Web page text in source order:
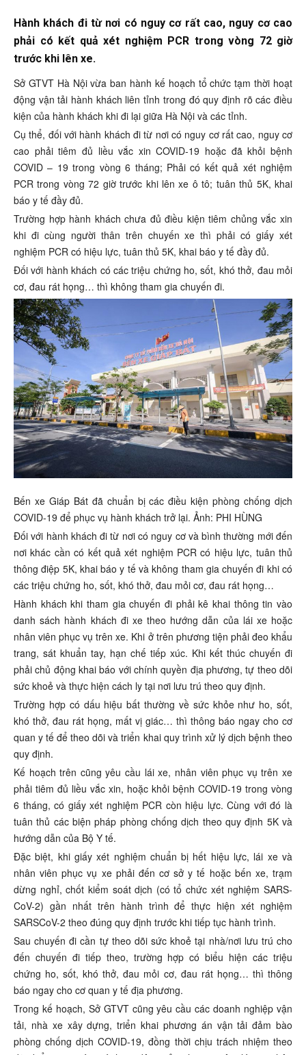
Hành khách đi từ nơi có nguy cơ rất cao, nguy cơ cao
phải có kết quả xét nghiệm PCR trong vòng 72 giờ
trước khi lên xe.
Sở GTVT Hà Nội vừa ban hành kế hoạch tổ chức tạm thời hoạt
động vận tải hành khách liên tỉnh trong đó quy định rõ các điều
kiện của hành khách khi đi lại giữa Hà Nội và các tỉnh.
Cụ thể, đối với hành khách đi từ nơi có nguy cơ rất cao, nguy cơ
cao phải tiêm đủ liều vắc xin COVID-19 hoặc đã khỏi bệnh
COVID – 19 trong vòng 6 tháng; Phải có kết quả xét nghiệm
PCR trong vòng 72 giờ trước khi lên xe ô tô; tuân thủ 5K, khai
báo y tế đầy đủ.
Trường hợp hành khách chưa đủ điều kiện tiêm chủng vắc xin
khi đi cùng người thân trên chuyến xe thì phải có giấy xét
nghiệm PCR có hiệu lực, tuân thủ 5K, khai báo y tế đầy đủ.
Đối với hành khách có các triệu chứng ho, sốt, khó thở, đau mỏi
cơ, đau rát họng… thì không tham gia chuyến đi.
Bến xe Giáp Bát đã chuẩn bị các điều kiện phòng chống dịch
COVID-19 để phục vụ hành khách trở lại. Ảnh: PHI HÙNG
Đối với hành khách đi từ nơi có nguy cơ và bình thường mới đến
nơi khác cần có kết quả xét nghiệm PCR có hiệu lực, tuân thủ
thông điệp 5K, khai báo y tế và không tham gia chuyến đi khi có
các triệu chứng ho, sốt, khó thở, đau mỏi cơ, đau rát họng…
Hành khách khi tham gia chuyến đi phải kê khai thông tin vào
danh sách hành khách đi xe theo hướng dẫn của lái xe hoặc
nhân viên phục vụ trên xe. Khi ở trên phương tiện phải đeo khẩu
trang, sát khuẩn tay, hạn chế tiếp xúc. Khi kết thúc chuyến đi
phải chủ động khai báo với chính quyền địa phương, tự theo dõi
sức khoẻ và thực hiện cách ly tại nơi lưu trú theo quy định.
Trường hợp có dấu hiệu bất thường về sức khỏe như ho, sốt,
khó thở, đau rát họng, mất vị giác… thì thông báo ngay cho cơ
quan y tế để theo dõi và triển khai quy trình xử lý dịch bệnh theo
quy định.
Kế hoạch trên cũng yêu cầu lái xe, nhân viên phục vụ trên xe
phải tiêm đủ liều vắc xin, hoặc khỏi bệnh COVID-19 trong vòng
6 tháng, có giấy xét nghiệm PCR còn hiệu lực. Cùng với đó là
tuân thủ các biện pháp phòng chống dịch theo quy định 5K và
hướng dẫn của Bộ Y tế.
Đặc biệt, khi giấy xét nghiệm chuẩn bị hết hiệu lực, lái xe và
nhân viên phục vụ xe phải đến cơ sở y tế hoặc bến xe, trạm
dừng nghỉ, chốt kiểm soát dịch (có tổ chức xét nghiệm SARS-
CoV-2) gần nhất trên hành trình để thực hiện xét nghiệm
SARSCoV-2 theo đúng quy định trước khi tiếp tục hành trình.
Sau chuyến đi cần tự theo dõi sức khoẻ tại nhà/nơi lưu trú cho
đến chuyến đi tiếp theo, trường hợp có biểu hiện các triệu
chứng ho, sốt, khó thở, đau mỏi cơ, đau rát họng… thì thông
báo ngay cho cơ quan y tế địa phương.
Trong kế hoạch, Sở GTVT cũng yêu cầu các doanh nghiệp vận
tải, nhà xe xây dựng, triển khai phương án vận tải đảm bào
phòng chống dịch COVID-19, đồng thời chịu trách nhiệm theo